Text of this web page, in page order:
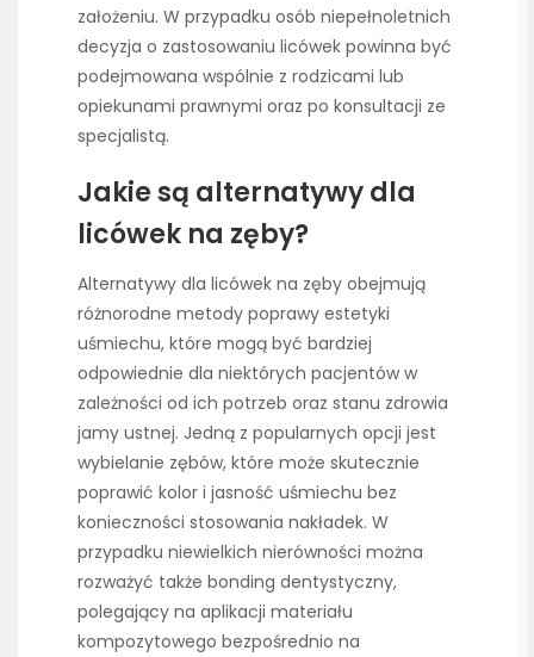
założeniu. W przypadku osób niepełnoletnich
decyzja o zastosowaniu licówek powinna być
podejmowana wspólnie z rodzicami lub
opiekunami prawnymi oraz po konsultacji ze
specjalistą.
Jakie są alternatywy dla
licówek na zęby?
Alternatywy dla licówek na zęby obejmują
różnorodne metody poprawy estetyki
uśmiechu, które mogą być bardziej
odpowiednie dla niektórych pacjentów w
zależności od ich potrzeb oraz stanu zdrowia
jamy ustnej. Jedną z popularnych opcji jest
wybielanie zębów, które może skutecznie
poprawić kolor i jasność uśmiechu bez
konieczności stosowania nakładek. W
przypadku niewielkich nierówności można
rozważyć także bonding dentystyczny,
polegający na aplikacji materiału
kompozytowego bezpośrednio na